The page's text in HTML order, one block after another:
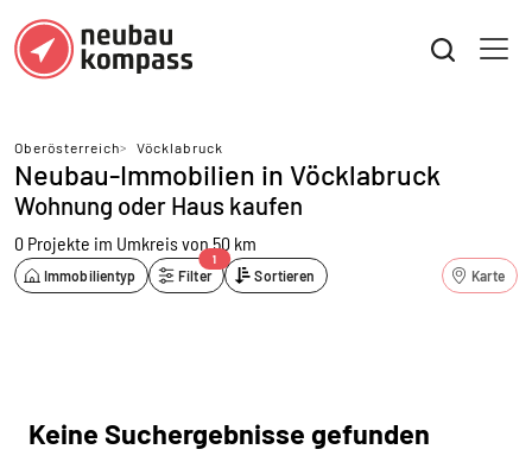
Oberösterreich> Vöcklabruck
Neubau-Immobilien in Vöcklabruck
Wohnung oder Haus kaufen
0 Projekte im Umkreis von 50 km
Immobilientyp Filter
1
Sortieren Karte
Keine Suchergebnisse gefunden